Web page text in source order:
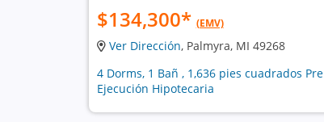
$134,300* (EMV)
Ver Dirección, Palmyra, MI 49268
4 Dorms, 1 Bañ , 1,636 pies cuadrados Pre
Ejecución Hipotecaria